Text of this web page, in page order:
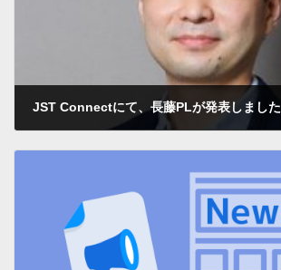
JST Connectにて、長藤PLが発表しました